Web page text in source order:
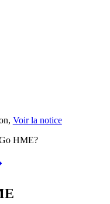
, Voir la notice
HME?